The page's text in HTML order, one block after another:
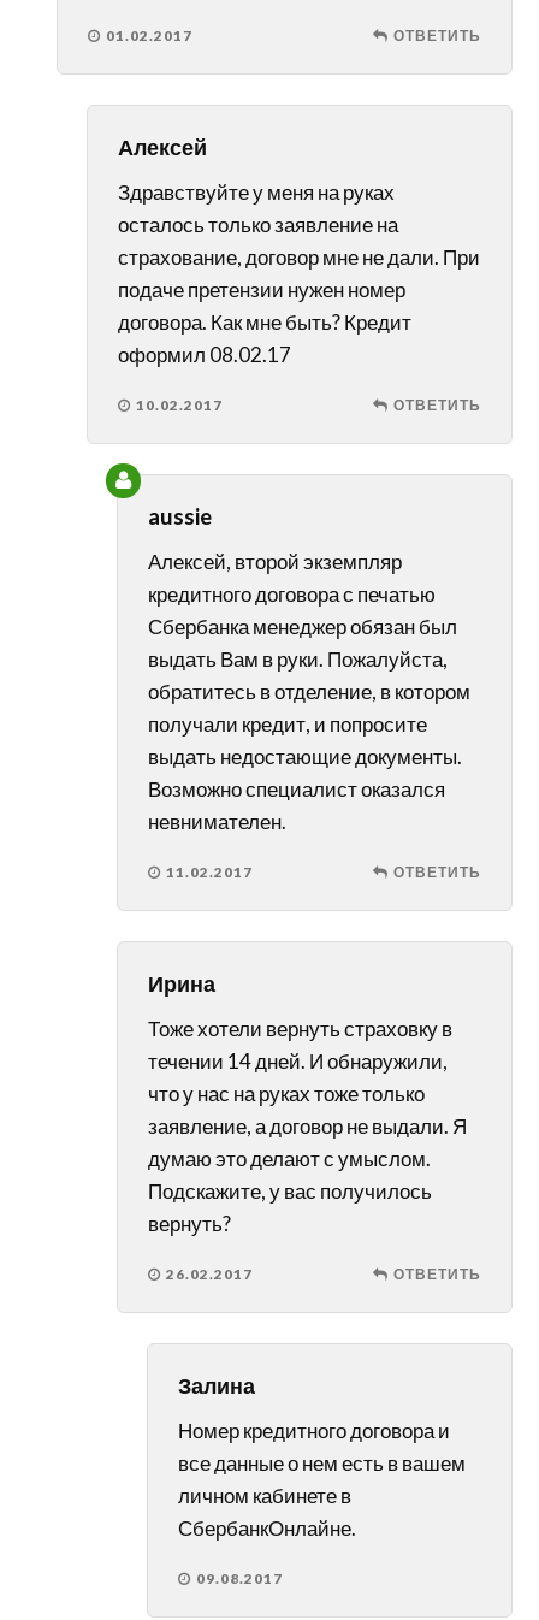
01.02.2017 ОТВЕТИТЬ
Алексей
Здравствуйте у меня на руках
осталось только заявление на
страхование, договор мне не дали. При
подаче претензии нужен номер
договора. Как мне быть? Кредит
оформил 08.02.17
10.02.2017 ОТВЕТИТЬ
aussie
Алексей, второй экземпляр
кредитного договора с печатью
Сбербанка менеджер обязан был
выдать Вам в руки. Пожалуйста,
обратитесь в отделение, в котором
получали кредит, и попросите
выдать недостающие документы.
Возможно специалист оказался
невнимателен.
11.02.2017 ОТВЕТИТЬ
Ирина
Тоже хотели вернуть страховку в
течении 14 дней. И обнаружили,
что у нас на руках тоже только
заявление, а договор не выдали. Я
думаю это делают с умыслом.
Подскажите, у вас получилось
вернуть?
26.02.2017 ОТВЕТИТЬ
Залина
Номер кредитного договора и
все данные о нем есть в вашем
личном кабинете в
СбербанкОнлайне.
09.08.2017